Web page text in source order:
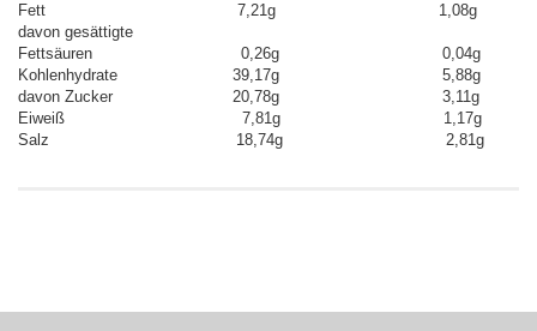
Fett 7,21g 1,08g
davon gesättigte
Fettsäuren 0,26g 0,04g
Kohlenhydrate 39,17g 5,88g
davon Zucker 20,78g 3,11g
Eiweiß 7,81g 1,17g
Salz 18,74g 2,81g